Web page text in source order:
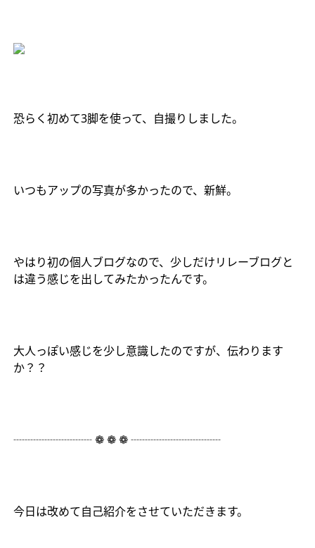
恐らく初めて3脚を使って、自撮りしました。
いつもアップの写真が多かったので、新鮮。
やはり初の個人ブログなので、少しだけリレーブログと
は違う感じを出してみたかったんです。
大人っぽい感じを少し意識したのですが、伝わります
か？？
┈┈┈┈┈┈┈❁❁❁┈┈┈┈┈┈┈┈
今日は改めて自己紹介をさせていただきます。